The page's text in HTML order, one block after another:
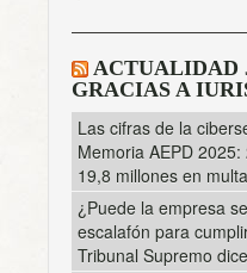
ACTUALIDAD
GRACIAS A
Las cifras de la
Memoria AEPD
19,8 millones en
¿Puede la empresa
escalafón para
Tribunal Supremo